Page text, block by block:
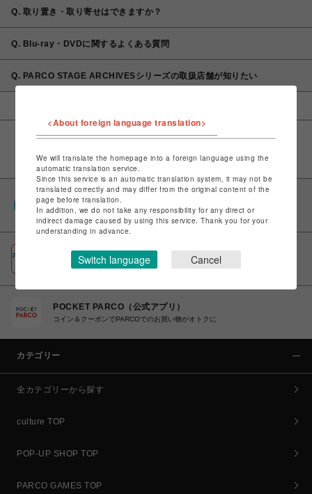
Q. 取り置き・取り寄せはできますか？
Q. Blu-ray・DVDに関するよくある質問
Q. PARCO STAGE ARCHIVESシリーズの取扱店舗が知りたい
PARCOポイント
全国のPARCOやONLINE PARCOで貯まる＆使える
ポケパル払い
初回登録＆お買物で最大1,500円分のPARCOポイント進呈
POCKET PARCO（公式アプリ）
コイン＆クーポンでPARCOでのお買い物がオトクに
カテゴリー
全カテゴリーから探す
culture TOP
POP-UP SHOP TOP
PARCO GAMES TOP
<About foreign language translation>
We will translate the homepage into a foreign language using the
automatic translation service.
Since this service is an automatic translation system, it may not be
translated correctly and may differ from the original content of the
page before translation.
In addition, we do not take any responsibility for any direct or
indirect damage caused by using this service. Thank you for your
understanding in advance.
Switch language Cancel